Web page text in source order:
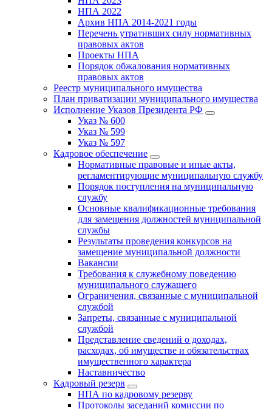
НПА 2022
Архив НПА 2014-2021 годы
Перечень утративших силу нормативных
правовых актов
Проекты НПА
Порядок обжалования нормативных
правовых актов
Реестр муниципального имущества
План приватизации муниципального имущества
Исполнение Указов Президента РФ
Указ № 600
Указ № 599
Указ № 597
Кадровое обеспечение
Нормативные правовые и иные акты,
регламентирующие муниципальную службу
Порядок поступления на муниципальную
службу
Основные квалификационные требования
для замещения должностей муниципальной
службы
Результаты проведения конкурсов на
замещение муниципальной должности
Вакансии
Требования к служебному поведению
муниципального служащего
Ограничения, связанные с муниципальной
службой
Запреты, связанные с муниципальной
службой
Представление сведений о доходах,
расходах, об имуществе и обязательствах
имущественного характера
Наставничество
Кадровый резерв
НПА по кадровому резерву
Протоколы заседаний комиссии по